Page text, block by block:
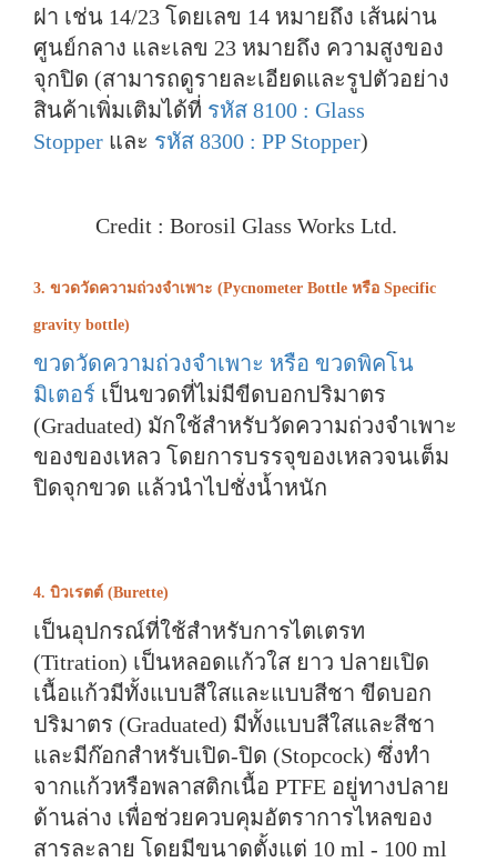
ฝา เช่น 14/23 โดยเลข 14 หมายถึง เส้นผ่าน
ศูนย์กลาง และเลข 23 หมายถึง ความสูงของ
จุกปิด (สามารถดูรายละเอียดและรูปตัวอย่าง
สินค้าเพิ่มเติมได้ที่ รหัส 8100 : Glass
Stopper และ รหัส 8300 : PP Stopper)
Credit : Borosil Glass Works Ltd.
3. ขวดวัดความถ่วงจำเพาะ (Pycnometer Bottle หรือ Specific
gravity bottle)
ขวดวัดความถ่วงจำเพาะ หรือ ขวดพิคโน
มิเตอร์ เป็นขวดที่ไม่มีขีดบอกปริมาตร
(Graduated) มักใช้สำหรับวัดความถ่วงจำเพาะ
ของของเหลว โดยการบรรจุของเหลวจนเต็ม
ปิดจุกขวด แล้วนำไปชั่งน้ำหนัก
4. บิวเรตต์ (Burette)
เป็นอุปกรณ์ที่ใช้สำหรับการไตเตรท
(Titration) เป็นหลอดแก้วใส ยาว ปลายเปิด
เนื้อแก้วมีทั้งแบบสีใสและแบบสีชา ขีดบอก
ปริมาตร (Graduated) มีทั้งแบบสีใสและสีชา
และมีก๊อกสำหรับเปิด-ปิด (Stopcock) ซึ่งทำ
จากแก้วหรือพลาสติกเนื้อ PTFE อยู่ทางปลาย
ด้านล่าง เพื่อช่วยควบคุมอัตราการไหลของ
สารละลาย โดยมีขนาดตั้งแต่ 10 ml - 100 ml